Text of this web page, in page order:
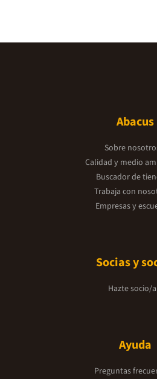
Abacus
Sobre
Calidad y medio
Buscador de
Trabaja con
Empresas y
Socias y
Hazte socio/a
Ayuda
Preguntas